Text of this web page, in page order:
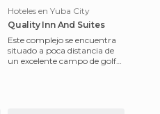
Hoteles en Yuba City
Quality Inn And Suites
Este complejo se encuentra
situado a poca distancia de
un excelente campo de golf